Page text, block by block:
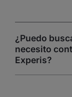
¿Puedo
necesito
Experis?